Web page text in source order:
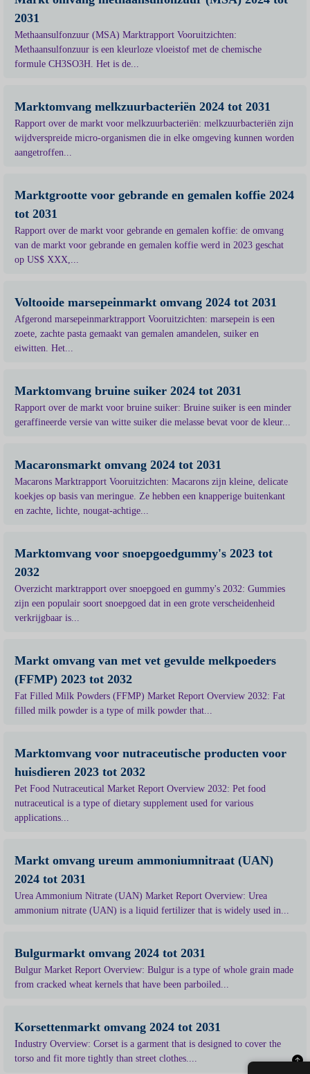
2031
Methaansulfonzuur (MSA) Marktrapport Vooruitzichten:
Methaansulfonzuur is een kleurloze vloeistof met de chemische
formule CH3SO3H. Het is de...
Marktomvang melkzuurbacteriën 2024 tot 2031
Rapport over de markt voor melkzuurbacteriën: melkzuurbacteriën zijn
wijdverspreide micro-organismen die in elke omgeving kunnen worden
aangetroffen...
Marktgrootte voor gebrande en gemalen koffie 2024
tot 2031
Rapport over de markt voor gebrande en gemalen koffie: de omvang
van de markt voor gebrande en gemalen koffie werd in 2023 geschat
op US$ XXX,...
Voltooide marsepeinmarkt omvang 2024 tot 2031
Afgerond marsepeinmarktrapport Vooruitzichten: marsepein is een
zoete, zachte pasta gemaakt van gemalen amandelen, suiker en
eiwitten. Het...
Marktomvang bruine suiker 2024 tot 2031
Rapport over de markt voor bruine suiker: Bruine suiker is een minder
geraffineerde versie van witte suiker die melasse bevat voor de kleur...
Macaronsmarkt omvang 2024 tot 2031
Macarons Marktrapport Vooruitzichten: Macarons zijn kleine, delicate
koekjes op basis van meringue. Ze hebben een knapperige buitenkant
en zachte, lichte, nougat-achtige...
Marktomvang voor snoepgoedgummy's 2023 tot
2032
Overzicht marktrapport over snoepgoed en gummy's 2032: Gummies
zijn een populair soort snoepgoed dat in een grote verscheidenheid
verkrijgbaar is...
Markt omvang van met vet gevulde melkpoeders
(FFMP) 2023 tot 2032
Fat Filled Milk Powders (FFMP) Market Report Overview 2032: Fat
filled milk powder is a type of milk powder that...
Marktomvang voor nutraceutische producten voor
huisdieren 2023 tot 2032
Pet Food Nutraceutical Market Report Overview 2032: Pet food
nutraceutical is a type of dietary supplement used for various
applications...
Markt omvang ureum ammoniumnitraat (UAN)
2024 tot 2031
Urea Ammonium Nitrate (UAN) Market Report Overview: Urea
ammonium nitrate (UAN) is a liquid fertilizer that is widely used in...
Bulgurmarkt omvang 2024 tot 2031
Bulgur Market Report Overview: Bulgur is a type of whole grain made
from cracked wheat kernels that have been parboiled...
Korsettenmarkt omvang 2024 tot 2031
Industry Overview: Corset is a garment that is designed to cover the
torso and fit more tightly than street clothes....